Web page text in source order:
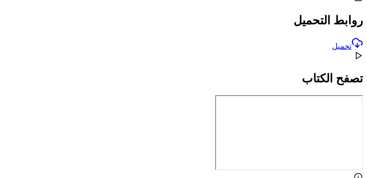
روابط التحميل
تحميل
تصفح الكتاب